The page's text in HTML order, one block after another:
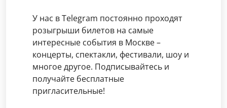
У нас в Telegram постоянно проходят
розыгрыши билетов на самые
интересные события в Москве –
концерты, спектакли, фестивали, шоу и
многое другое. Подписывайтесь и
получайте бесплатные
пригласительные!